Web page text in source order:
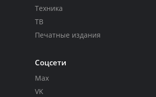
Техника
ТВ
Печатные издания
Соцсети
Max
VK